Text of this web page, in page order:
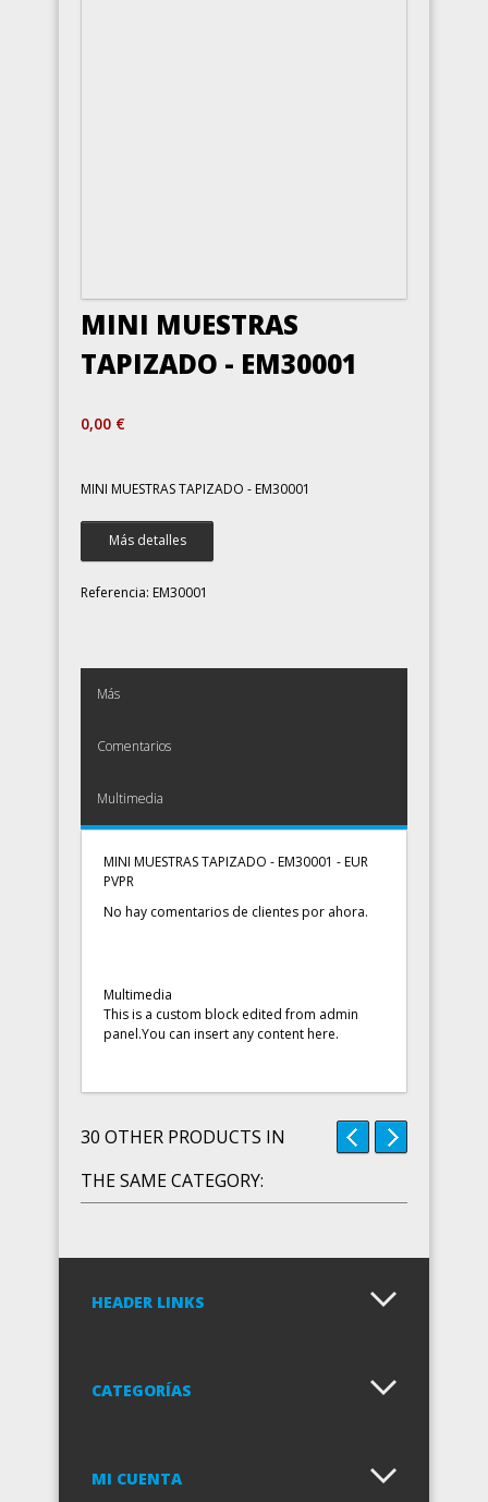
MINI MUESTRAS
TAPIZADO - EM30001
0,00 €
MINI MUESTRAS TAPIZADO - EM30001
Más detalles
Referencia: EM30001
Más
Comentarios
Multimedia
MINI MUESTRAS TAPIZADO - EM30001 - EUR
PVPR
No hay comentarios de clientes por ahora.
Multimedia
This is a custom block edited from admin
panel.You can insert any content here.
30 OTHER PRODUCTS IN
THE SAME CATEGORY:
HEADER LINKS
CATEGORÍAS
MI CUENTA